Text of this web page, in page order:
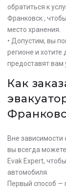
обратиться к
Франковск ,
место хранения.
• Допустим, вы
регионе и хотите
предоставят вам
Как
Вне зависимости
вы всегда
Evak Expert,
автомобиля.
Первый способ —